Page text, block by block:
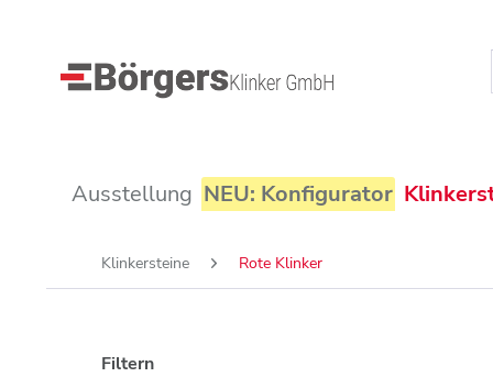
Ausstellung NEU: Konfigurator
Klinkersteine Rote Klinker
Filtern